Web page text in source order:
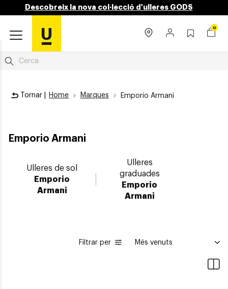
Descobreix la nova col·lecció d'ulleres GODS
0
Tornar | Home Marques Emporio Armani
Emporio Armani
Ulleres de sol
Emporio
Armani
Ulleres
graduades
Emporio
Armani
Filtrar per